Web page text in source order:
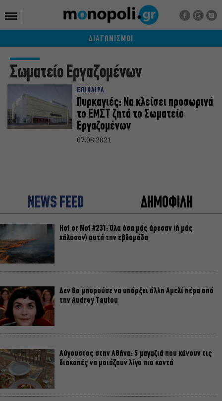
ΔΙΑΓΩΝΙΣΜΟΙ
Σωματείο Εργαζομένων
ΕΠΙΚΑΙΡΑ
Πυρκαγιές: Να κλείσει προσωρινά
το ΕΜΣΤ ζητά το Σωματείο
Εργαζομένων
07.08.2021
NEWS FEED ΔΗΜΟΦΙΛΗ
Hot or Not #231: Όλα όσα μάς άρεσαν (ή μάς
χάλασαν) αυτή την εβδομάδα
Δεν θα μπορούσε να υπάρξει άλλη Αμελί πέρα από
την Audrey Tautou
Αύγουστος στην Αθήνα: 5 μαγαζιά που κάνουν τις
διακοπές να μοιάζουν λίγο πιο κοντά